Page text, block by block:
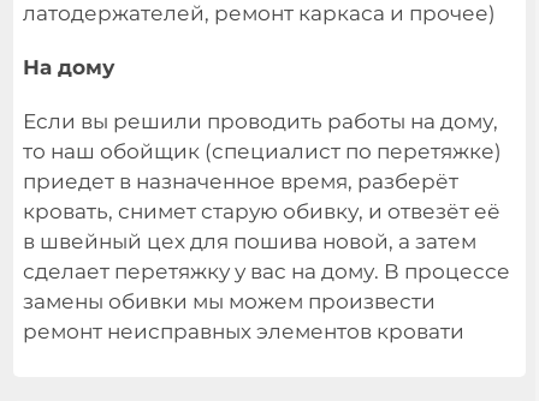
латодержателей, ремонт каркаса и прочее)
На дому
Если вы решили проводить работы на дому,
то наш обойщик (специалист по перетяжке)
приедет в назначенное время, разберёт
кровать, снимет старую обивку, и отвезёт её
в швейный цех для пошива новой, а затем
сделает перетяжку у вас на дому. В процессе
замены обивки мы можем произвести
ремонт неисправных элементов кровати